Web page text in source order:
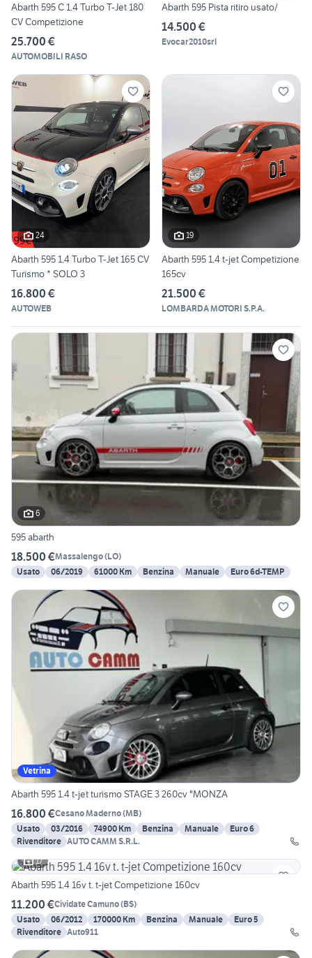
Abarth 595 C 1.4 Turbo T-Jet 180
CV Competizione
25.700 €
AUTOMOBILI RASO
Abarth 595 Pista ritiro usato/
14.500 €
Evocar2010srl
24
Abarth 595 1.4 Turbo T-Jet 165 CV
Turismo * SOLO 3
16.800 €
AUTOWEB
19
Abarth 595 1.4 t-jet Competizione
165cv
21.500 €
LOMBARDA MOTORI S.P.A.
6
595 abarth
18.500 €Massalengo(LO)
Usato
06/2019 61000 Km Benzina Manuale Euro 6d-TEMP
Vetrina
Abarth 595 1.4 t-jet turismo STAGE 3 260cv "MONZA
16.800 €Cesano Maderno(MB)
Usato
03/2016 74900 Km Benzina Manuale
Euro 6
Rivenditore AUTO CAMM S.R.L.
17
Abarth 595 1.4 16v t. t-jet Competizione 160cv
11.200 €Cividate Camuno(BS)
Usato
06/2012 170000 Km Benzina Manuale
Euro 5
Rivenditore Auto911